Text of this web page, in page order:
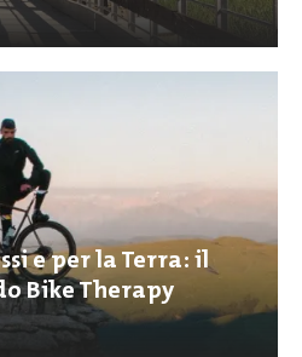
e per la Terra: il
Bike Therapy